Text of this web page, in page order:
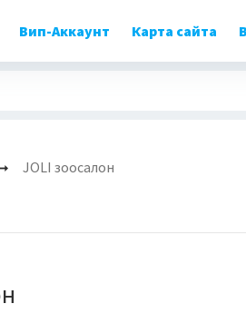
Вип-Аккаунт Карта сайта
JOLI зоосалон